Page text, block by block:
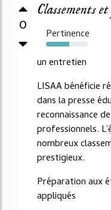
0
Classements
Pertinence
55%
un entretien
LISAA bénéficie
dans la presse
reconnaissance
professionnels.
nombreux
prestigieux.
Préparation aux
appliqués